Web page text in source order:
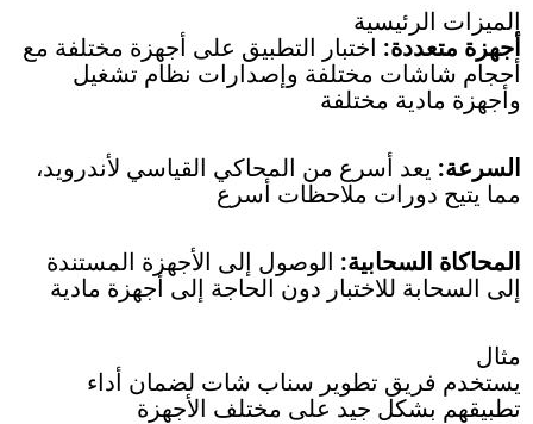
الميزات الرئيسية
أجهزة متعددة: اختبار التطبيق على أجهزة مختلفة مع
أحجام شاشات مختلفة وإصدارات نظام تشغيل
وأجهزة مادية مختلفة
السرعة: يعد أسرع من المحاكي القياسي لأندرويد،
مما يتيح دورات ملاحظات أسرع
المحاكاة السحابية: الوصول إلى الأجهزة المستندة
إلى السحابة للاختبار دون الحاجة إلى أجهزة مادية
مثال
يستخدم فريق تطوير سناب شات لضمان أداء
تطبيقهم بشكل جيد على مختلف الأجهزة